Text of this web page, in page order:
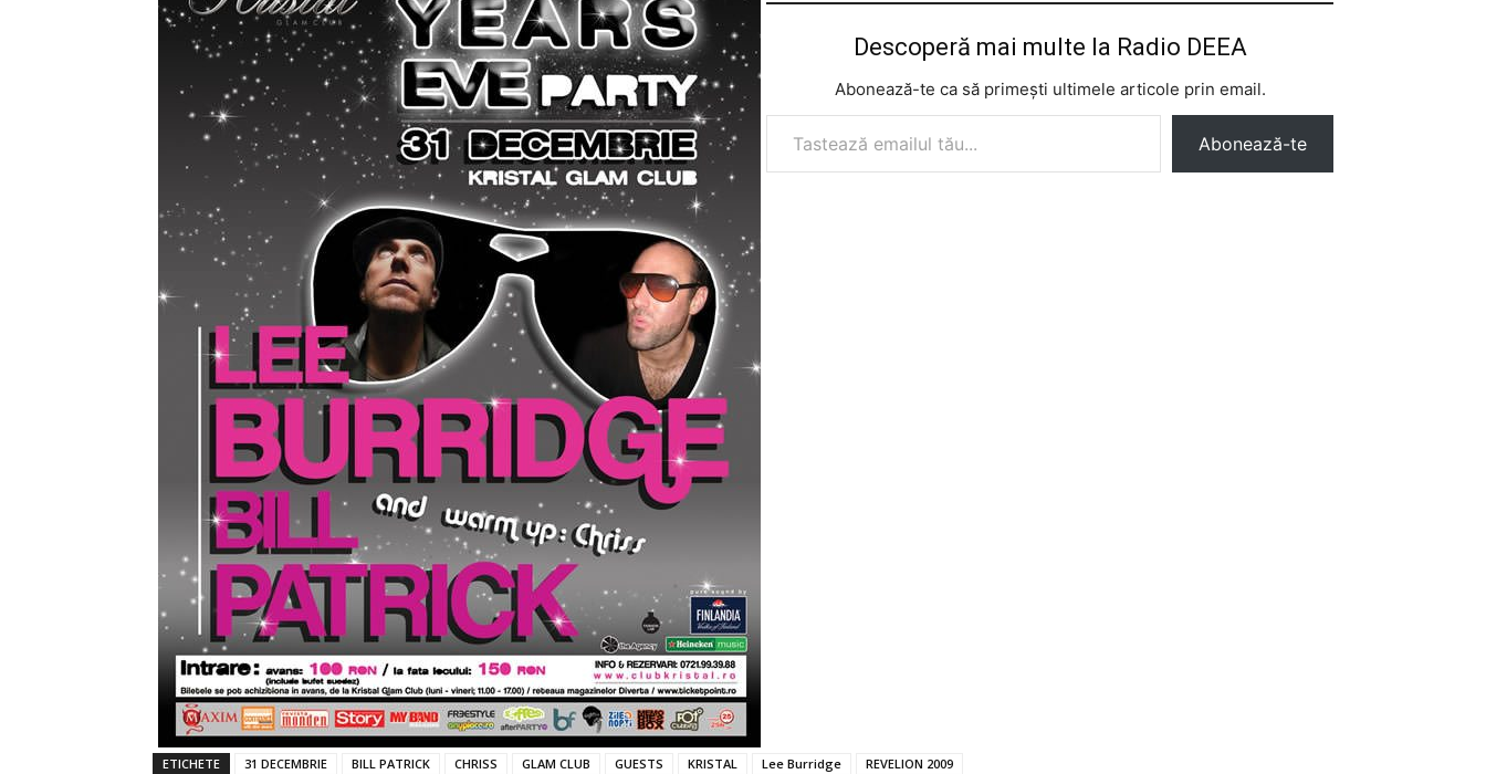
Descoperă mai multe la Radio DEEA
Abonează-te ca să primești ultimele articole prin email.
Tastează emailul tău...
Abonează-te
ETICHETE 31 DECEMBRIE BILL PATRICK CHRISS GLAM CLUB GUESTS KRISTAL Lee Burridge REVELION 2009